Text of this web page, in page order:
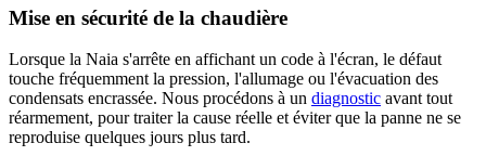
Mise en sécurité de la chaudière
Lorsque la Naia s'arrête en affichant un code à l'écran, le défaut
touche fréquemment la pression, l'allumage ou l'évacuation des
condensats encrassée. Nous procédons à un diagnostic avant tout
réarmement, pour traiter la cause réelle et éviter que la panne ne se
reproduise quelques jours plus tard.